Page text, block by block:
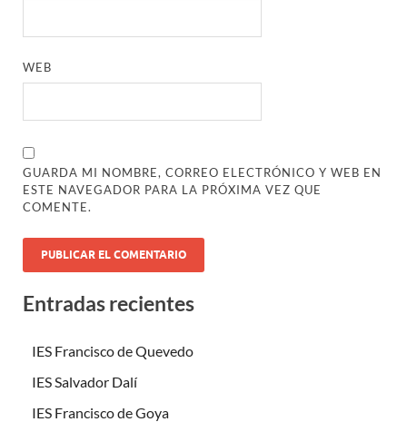
WEB
GUARDA MI NOMBRE, CORREO ELECTRÓNICO Y WEB EN
ESTE NAVEGADOR PARA LA PRÓXIMA VEZ QUE
COMENTE.
Entradas recientes
IES Francisco de Quevedo
IES Salvador Dalí
IES Francisco de Goya